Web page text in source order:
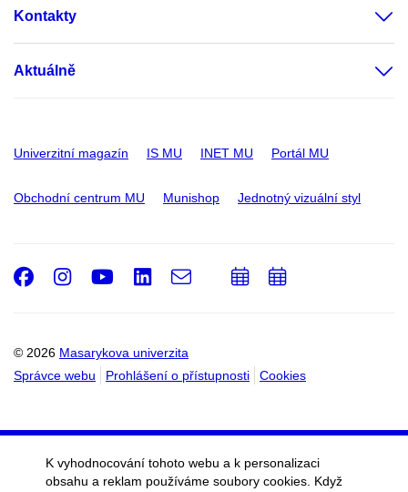
Kontakty
Aktuálně
Univerzitní magazín IS MU INET MU Portál MU
Obchodní centrum MU Munishop Jednotný vizuální styl
© 2026 Masarykova univerzita
Správce webu
Prohlášení o přístupnosti Cookies
Facebook
Instagram
Youtube
LinkedIn
e-
PřidatPřidat
K vyhodnocování tohoto webu a k personalizaci
obsahu a reklam používáme soubory cookies. Když